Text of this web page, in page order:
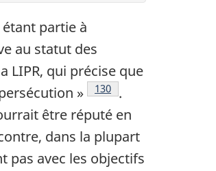
partie à
au statut des
LIPR, qui précise que
»
Notes de bas de page
130 .
être réputé en
dans la plupart
pas avec les objectifs